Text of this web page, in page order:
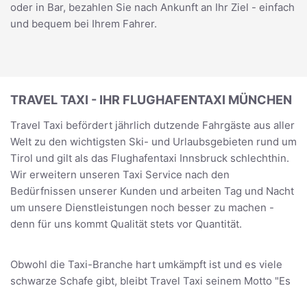
oder in Bar, bezahlen Sie nach Ankunft an Ihr Ziel - einfach
und bequem bei Ihrem Fahrer.
TRAVEL TAXI - IHR FLUGHAFENTAXI MÜNCHEN
Travel Taxi befördert jährlich dutzende Fahrgäste aus aller
Welt zu den wichtigsten Ski- und Urlaubsgebieten rund um
Tirol und gilt als das Flughafentaxi Innsbruck schlechthin.
Wir erweitern unseren Taxi Service nach den
Bedürfnissen unserer Kunden und arbeiten Tag und Nacht
um unsere Dienstleistungen noch besser zu machen -
denn für uns kommt Qualität stets vor Quantität.
Obwohl die Taxi-Branche hart umkämpft ist und es viele
schwarze Schafe gibt, bleibt Travel Taxi seinem Motto "Es